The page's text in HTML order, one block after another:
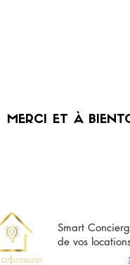
​MERCI ET À
Smart
de vos